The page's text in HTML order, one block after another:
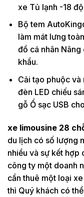
xe Tủ lạnh -18
Bộ tem
làm mát lưng
đồ cá nhân Nâng
khẩu.
Cải tạo phuộc và
đèn LED chiếu
gỗ Ổ sạc USB
xe limousine 28
du lịch có số lượng
nhiều và sự kết hợp
công ty một doanh
cần thuê một loại
thì Quý khách có